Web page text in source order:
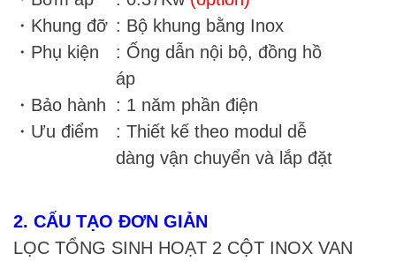
・Khung đỡ : Bộ khung bằng Inox
・Phụ kiện
: Ống dẫn nội bộ, đồng hồ
áp
・Bảo hành : 1 năm phần điện
・Ưu điểm
: Thiết kế theo modul dễ
dàng vận chuyển và lắp đặt
2. CẤU TẠO ĐƠN GIẢN
LỌC TỔNG SINH HOẠT 2 CỘT INOX VAN